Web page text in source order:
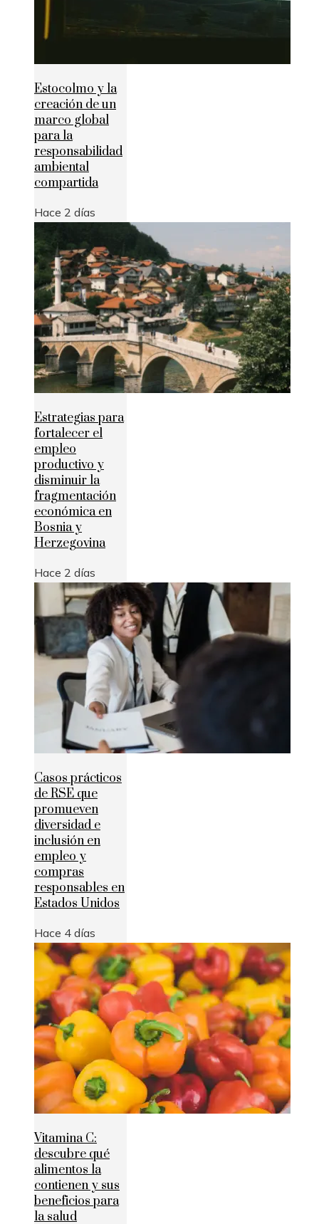
Estocolmo y la
creación de un
marco global
para la
responsabilidad
ambiental
compartida
Hace 2 días
Estrategias para
fortalecer el
empleo
productivo y
disminuir la
fragmentación
económica en
Bosnia y
Herzegovina
Hace 2 días
Casos prácticos
de RSE que
promueven
diversidad e
inclusión en
empleo y
compras
responsables en
Estados Unidos
Hace 4 días
Vitamina C:
descubre qué
alimentos la
contienen y sus
beneficios para
la salud